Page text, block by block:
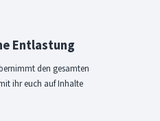
Entlastung
den gesamten
ihr euch auf Inhalte